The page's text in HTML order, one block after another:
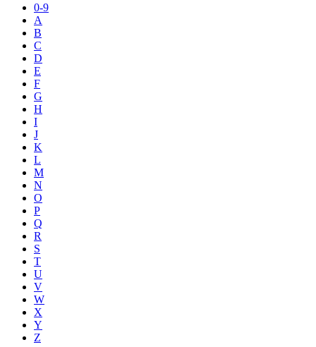
0-9
A
B
C
D
E
F
G
H
I
J
K
L
M
N
O
P
Q
R
S
T
U
V
W
X
Y
Z